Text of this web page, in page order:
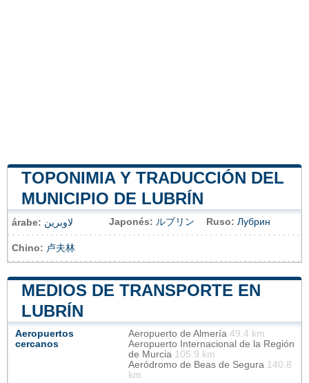
TOPONIMIA Y TRADUCCIÓN DEL
MUNICIPIO DE LUBRÍN
árabe: لاوبرين Japonés: ルブリン Ruso: Лубрин
Chino: 卢夫林
MEDIOS DE TRANSPORTE EN
LUBRÍN
Aeropuertos
cercanos
Aeropuerto de Almería 49.4 km
Aeropuerto Internacional de la Región
de Murcia 105.9 km
Aeródromo de Beas de Segura 140.8
km